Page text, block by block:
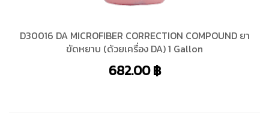
D30016 DA MICROFIBER CORRECTION COMPOUND ยา
ขัดหยาบ (ด้วยเครื่อง DA) 1 Gallon
682.00฿